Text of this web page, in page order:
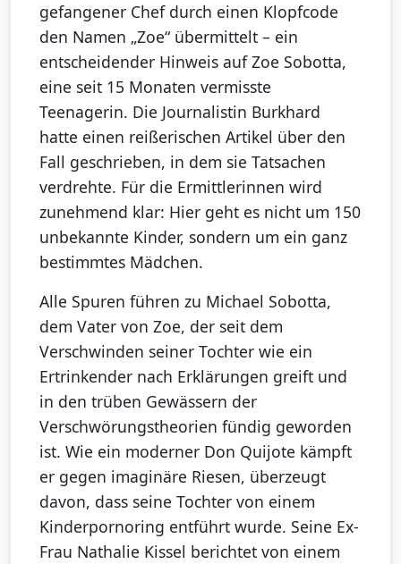
gefangener Chef durch einen Klopfcode
den Namen „Zoe“ übermittelt – ein
entscheidender Hinweis auf Zoe Sobotta,
eine seit 15 Monaten vermisste
Teenagerin. Die Journalistin Burkhard
hatte einen reißerischen Artikel über den
Fall geschrieben, in dem sie Tatsachen
verdrehte. Für die Ermittlerinnen wird
zunehmend klar: Hier geht es nicht um 150
unbekannte Kinder, sondern um ein ganz
bestimmtes Mädchen.
Alle Spuren führen zu Michael Sobotta,
dem Vater von Zoe, der seit dem
Verschwinden seiner Tochter wie ein
Ertrinkender nach Erklärungen greift und
in den trüben Gewässern der
Verschwörungstheorien fündig geworden
ist. Wie ein moderner Don Quijote kämpft
er gegen imaginäre Riesen, überzeugt
davon, dass seine Tochter von einem
Kinderpornoring entführt wurde. Seine Ex-
Frau Nathalie Kissel berichtet von einem